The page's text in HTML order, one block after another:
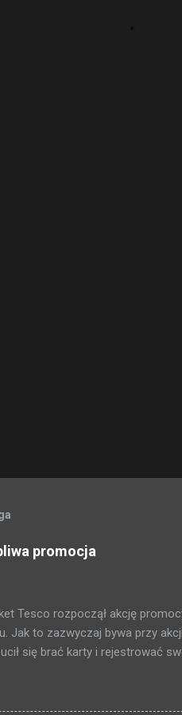
promocja
Tesco rozpoczął akcję
Jak to zazwyczaj bywa przy
się brać karty i rejestrować
Za zakupy dostajemy punkty, i
bon na zakupy, przy